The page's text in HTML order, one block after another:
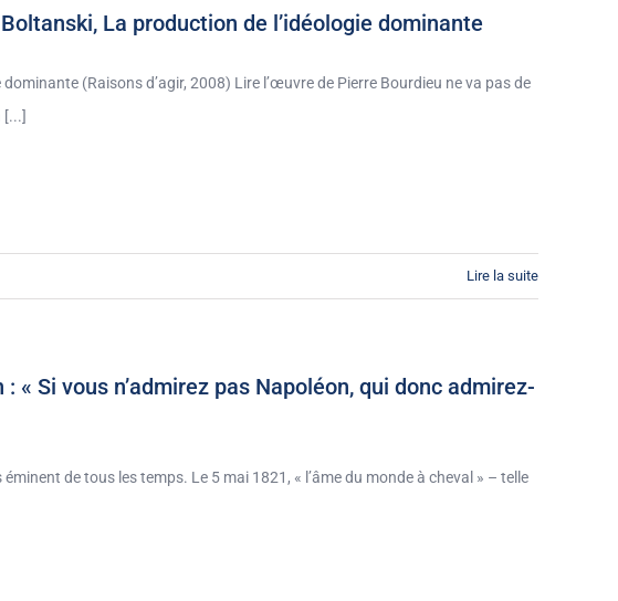
La production de l’idéologie dominante
(Raisons d’agir, 2008) Lire l’œuvre de Pierre Bourdieu ne va pas de
[...]
Lire la suite
« Si vous n’admirez pas Napoléon, qui donc admirez-
de tous les temps. Le 5 mai 1821, « l’âme du monde à cheval » – telle